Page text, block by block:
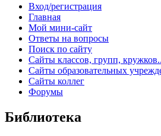
Вход/регистрация
Главная
Мой мини-сайт
Ответы на вопросы
Поиск по сайту
Сайты классов, групп,
Сайты образовательных
Сайты коллег
Форумы
Библиотека